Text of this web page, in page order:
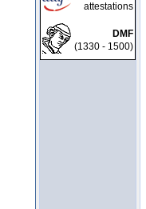
attestations
DMF
(1330 - 1500)